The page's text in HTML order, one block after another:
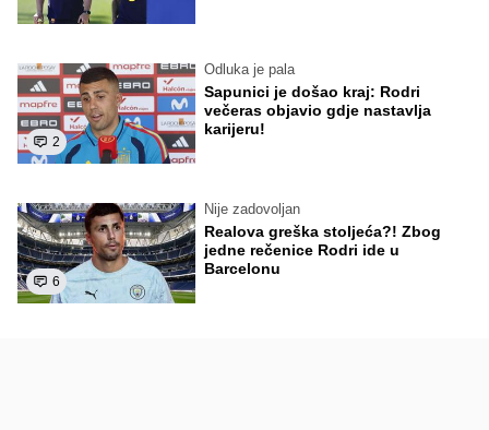
2
Odluka je pala
Sapunici je došao kraj: Rodri
večeras objavio gdje nastavlja
karijeru!
6
Nije zadovoljan
Realova greška stoljeća?! Zbog
jedne rečenice Rodri ide u
Barcelonu